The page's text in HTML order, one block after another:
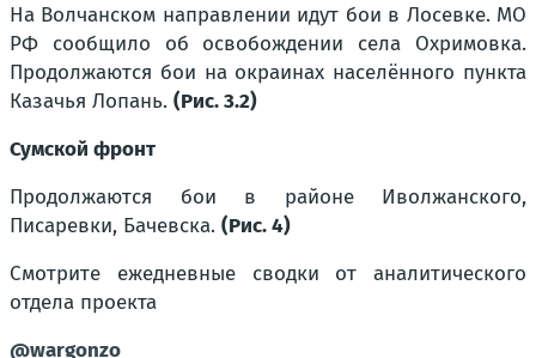
На Волчанском направлении идут бои в Лосевке. МО
РФ сообщило об освобождении села Охримовка.
Продолжаются бои на окраинах населённого пункта
Казачья Лопань. (Рис. 3.2)
Сумской фронт
Продолжаются бои в районе Иволжанского,
Писаревки, Бачевска. (Рис. 4)
Смотрите ежедневные сводки от аналитического
отдела проекта
@wargonzo